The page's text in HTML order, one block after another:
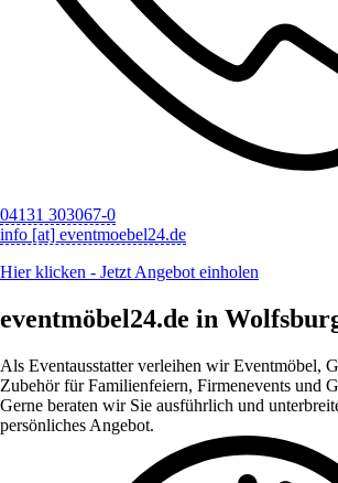
04131 303067-0
info [at] eventmoebel24.de
Hier klicken - Jetzt Angebot einholen
eventmöbel24.de in
Als Eventausstatter verleihen wir Eventmöbel,
Zubehör für Familienfeiern, Firmenevents und
Gerne beraten wir Sie ausführlich und
persönliches Angebot.